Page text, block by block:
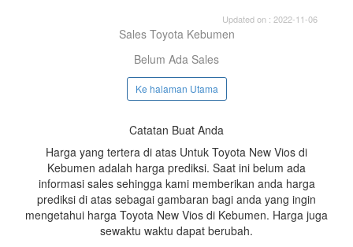
Updated on : 2022-11-06
Sales Toyota Kebumen
Belum Ada Sales
Ke halaman Utama
Catatan Buat Anda
Harga yang tertera di atas Untuk Toyota New Vios di
Kebumen adalah harga prediksi. Saat ini belum ada
informasi sales sehingga kami memberikan anda harga
prediksi di atas sebagai gambaran bagi anda yang ingin
mengetahui harga Toyota New Vios di Kebumen. Harga juga
sewaktu waktu dapat berubah.